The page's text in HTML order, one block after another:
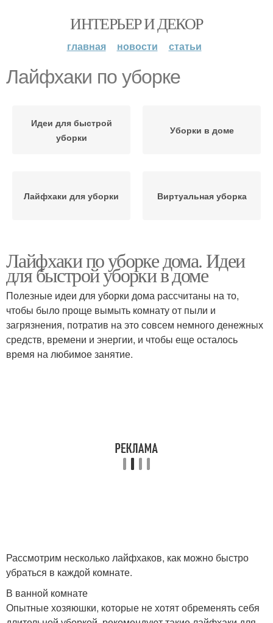
ИНТЕРЬЕР И ДЕКОР
главная новости статьи
Лайфхаки по уборке
Идеи для быстрой
уборки
Уборки в доме
Лайфхаки для уборки Виртуальная уборка
Лайфхаки по уборке дома. Идеи
для быстрой уборки в доме
Полезные идеи для уборки дома рассчитаны на то,
чтобы было проще вымыть комнату от пыли и
загрязнения, потратив на это совсем немного денежных
средств, времени и энергии, и чтобы еще осталось
время на любимое занятие.
Рассмотрим несколько лайфхаков, как можно быстро
убраться в каждой комнате.
В ванной комнате
Опытные хозяюшки, которые не хотят обременять себя